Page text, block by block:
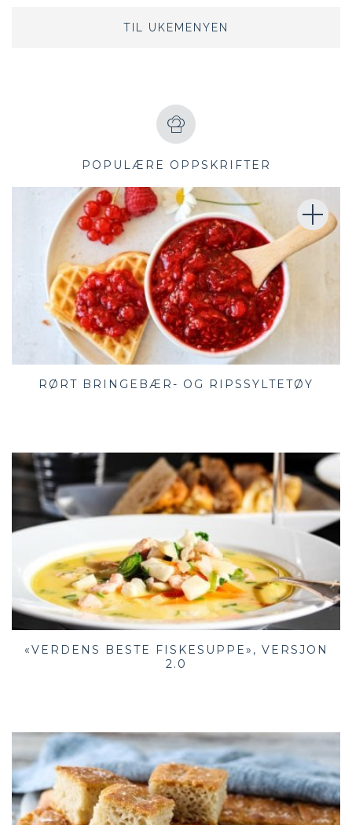
TIL UKEMENYEN
POPULÆRE OPPSKRIFTER
RØRT BRINGEBÆR- OG RIPSSYLTETØY
«VERDENS BESTE FISKESUPPE», VERSJON
2.0